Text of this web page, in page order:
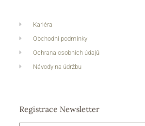
Kariéra
Obchodní podmínky
Ochrana osobních údajů
Návody na údržbu
Registrace Newsletter